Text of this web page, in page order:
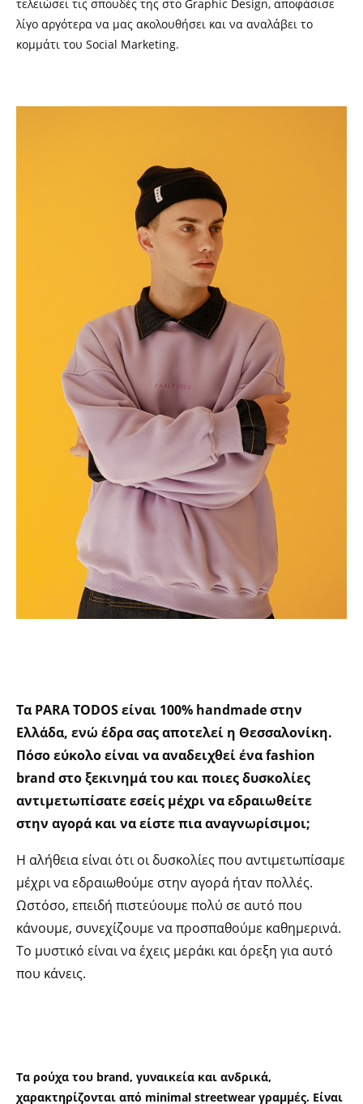
τελειώσει τις σπουδές της στο Graphic Design, αποφάσισε
λίγο αργότερα να μας ακολουθήσει και να αναλάβει το
κομμάτι του Social Marketing.
Τα PARA TODΟS είναι 100% handmade στην
Ελλάδα, ενώ έδρα σας αποτελεί η Θεσσαλονίκη.
Πόσο εύκολο είναι να αναδειχθεί ένα fashion
brand στο ξεκινημά του και ποιες δυσκολίες
αντιμετωπίσατε εσείς μέχρι να εδραιωθείτε
στην αγορά και να είστε πια αναγνωρίσιμοι;
Η αλήθεια είναι ότι οι δυσκολίες που αντιμετωπίσαμε
μέχρι να εδραιωθούμε στην αγορά ήταν πολλές.
Ωστόσο, επειδή πιστεύουμε πολύ σε αυτό που
κάνουμε, συνεχίζουμε να προσπαθούμε καθημερινά.
Το μυστικό είναι να έχεις μεράκι και όρεξη για αυτό
που κάνεις.
Τα ρούχα του brand, γυναικεία και ανδρικά,
χαρακτηρίζονται από minimal streetwear γραμμές. Είναι